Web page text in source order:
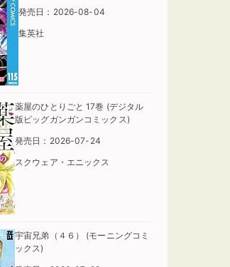
発売日：2026-08-04
集英社
薬屋のひとりごと 17巻 (デジタル
版ビッグガンガンコミックス)
発売日：2026-07-24
スクウェア・エニックス
宇宙兄弟（４６） (モーニングコミ
ックス)